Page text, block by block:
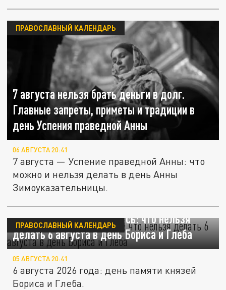
7 августа нельзя брать деньги в долг.
Главные запреты, приметы и традиции в
день Успения праведной Анны
ПРАВОСЛАВНЫЙ КАЛЕНДАРЬ
06 АВГУСТА 20:41
7 августа — Успение праведной Анны: что
можно и нельзя делать в день Анны
Зимоуказательницы.
Не ссорьтесь и не ленитесь: что нельзя
делать 6 августа в день Бориса и Глеба
ПРАВОСЛАВНЫЙ КАЛЕНДАРЬ
05 АВГУСТА 20:41
6 августа 2026 года: день памяти князей
Бориса и Глеба.